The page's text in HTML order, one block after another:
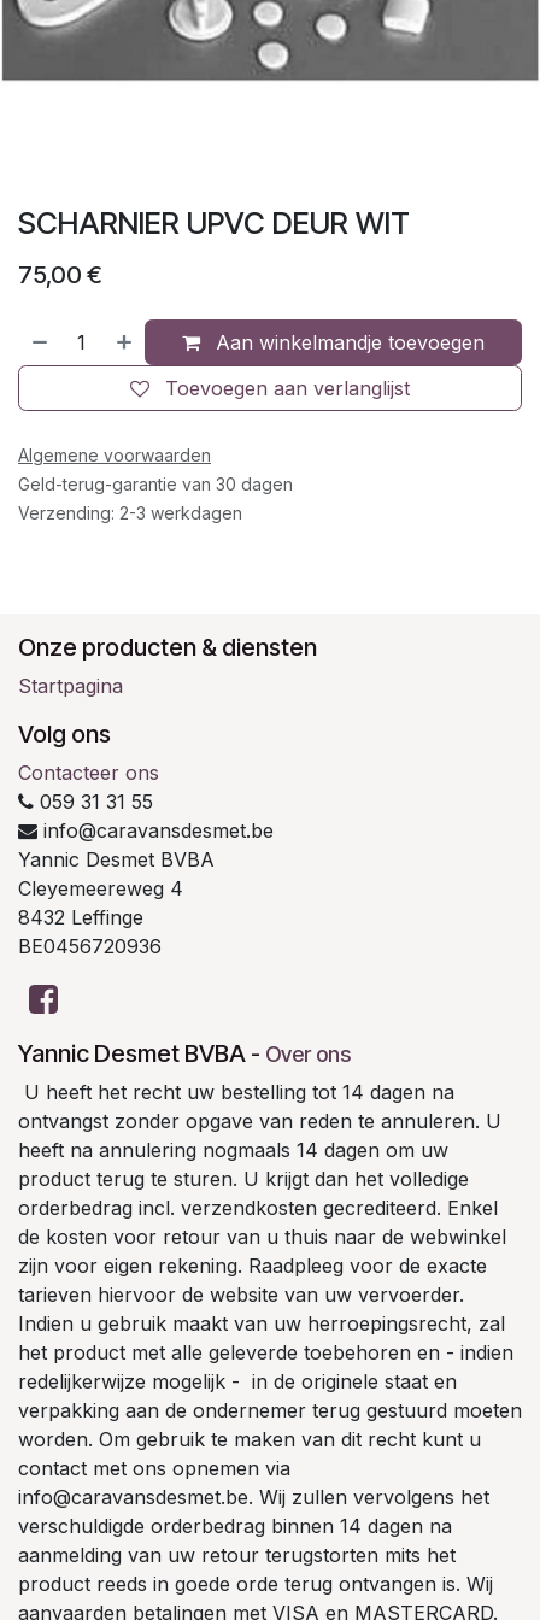
SCHARNIER UPVC DEUR WIT
75,00 €
Aan winkelmandje toevoegen
Toevoegen aan verlanglijst
Algemene voorwaarden
Geld-terug-garantie van 30 dagen
Verzending: 2-3 werkdagen
Onze producten & diensten
Startpagina
Volg ons
Contacteer ons
059 31 31 55
info@caravansdesmet.be
Yannic Desmet BVBA
Cleyemeereweg 4
8432 Leffinge
BE0456720936
Yannic Desmet BVBA - Over ons
U heeft het recht uw bestelling tot 14 dagen na
ontvangst zonder opgave van reden te annuleren. U
heeft na annulering nogmaals 14 dagen om uw
product terug te sturen. U krijgt dan het volledige
orderbedrag incl. verzendkosten gecrediteerd. Enkel
de kosten voor retour van u thuis naar de webwinkel
zijn voor eigen rekening. Raadpleeg voor de exacte
tarieven hiervoor de website van uw vervoerder.
Indien u gebruik maakt van uw herroepingsrecht, zal
het product met alle geleverde toebehoren en - indien
redelijkerwijze mogelijk - in de originele staat en
verpakking aan de ondernemer terug gestuurd moeten
worden. Om gebruik te maken van dit recht kunt u
contact met ons opnemen via
info@caravansdesmet.be. Wij zullen vervolgens het
verschuldigde orderbedrag binnen 14 dagen na
aanmelding van uw retour terugstorten mits het
product reeds in goede orde terug ontvangen is. Wij
aanvaarden betalingen met VISA en MASTERCARD.